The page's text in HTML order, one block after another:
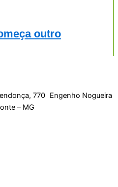
outro
770 Engenho Nogueira
– MG